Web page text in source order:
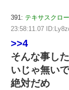
391: テキサスクロ
23:58:11.07
>>4
そんな事し
いじゃ無い
絶対だめ